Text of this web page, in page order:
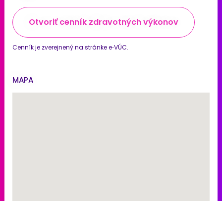
Otvoriť cenník zdravotných výkonov
Cenník je zverejnený na stránke e‑VÚC.
MAPA